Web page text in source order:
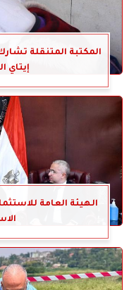
المكتبة المتنقلة
إيتاي
الهيئة العامة